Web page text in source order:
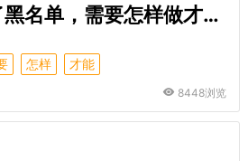
被菲律宾拉进了黑名单，需要怎样做才能顺利的离境？
怎样 才能
8448浏览